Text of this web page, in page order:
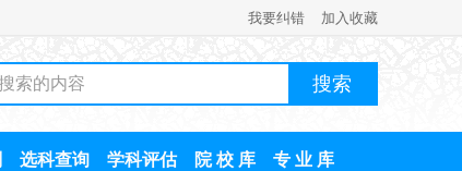
我要纠错 加入收藏
选科查询 学科评估 院 校 库 专 业 库